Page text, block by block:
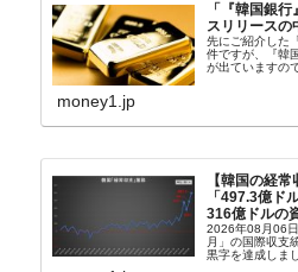
「『韓国銀
スリリースの
先にご紹介した
件ですが、『韓
が出ていますの
れ協力体制を構
money1.jp
【韓国の経
「497.3億ド
316億ドルの
2026年08月06
月」の国際収支
黒字を達成しま
の傾向ペンで